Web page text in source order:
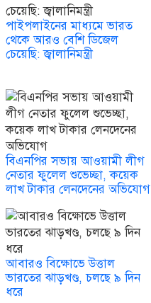
পাইপলাইনের মাধ্যমে ভারত
থেকে আরও বেশি ডিজেল
চেয়েছি: জ্বালানিমন্ত্রী
বিএনপির সভায় আওয়ামী লীগ
নেতার ফুলেল শুভেচ্ছা, কয়েক
লাখ টাকার লেনদেনের অভিযোগ
আবারও বিক্ষোভে উত্তাল
ভারতের ঝাড়খণ্ড, চলছে ৯ দিন
ধরে